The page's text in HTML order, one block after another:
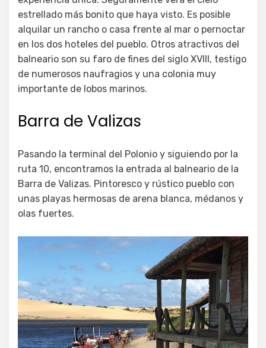
estrellado más bonito que haya visto. Es posible
alquilar un rancho o casa frente al mar o pernoctar
en los dos hoteles del pueblo. Otros atractivos del
balneario son su faro de fines del siglo XVIII, testigo
de numerosos naufragios y una colonia muy
importante de lobos marinos.
Barra de Valizas
Pasando la terminal del Polonio y siguiendo por la
ruta 10, encontramos la entrada al balneario de la
Barra de Valizas. Pintoresco y rústico pueblo con
unas playas hermosas de arena blanca, médanos y
olas fuertes.